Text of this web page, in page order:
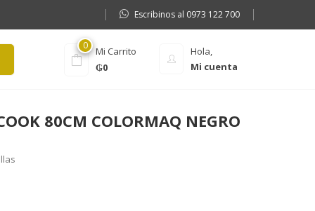
Escribinos al 0973 122 700
Hola,
Mi cuenta
0
Mi Carrito
₲0
80CM COLORMAQ NEGRO